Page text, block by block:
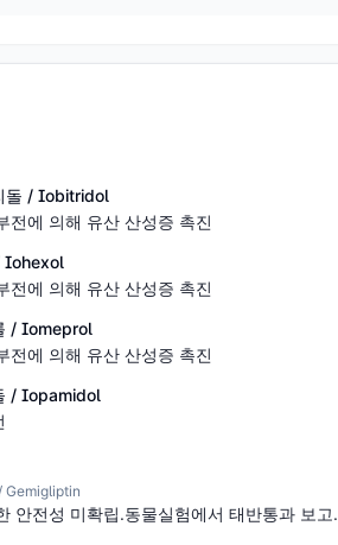
돌 / Iobitridol
전에 의해 유산 산성증 촉진
Iohexol
전에 의해 유산 산성증 촉진
/ Iomeprol
전에 의해 유산 산성증 촉진
/ Iopamidol
Gemigliptin
안전성 미확립.동물실험에서 태반통과 보고.